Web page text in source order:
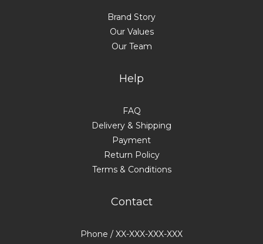
Brand Story
Our Values
Our Team
Help
FAQ
Delivery & Shipping
Payment
Return Policy
Terms & Conditions
Contact
Phone / XX-XXX-XXX-XXX